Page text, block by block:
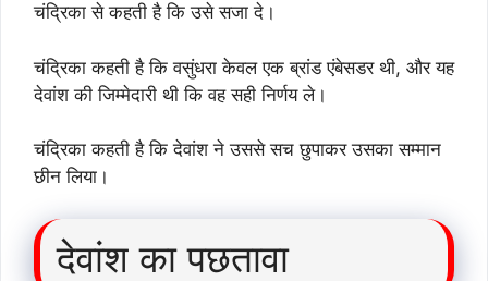
चंद्रिका से कहती है कि उसे सजा दे।
चंद्रिका कहती है कि वसुंधरा केवल एक ब्रांड एंबेसडर थी, और यह
देवांश की जिम्मेदारी थी कि वह सही निर्णय ले।
चंद्रिका कहती है कि देवांश ने उससे सच छुपाकर उसका सम्मान
छीन लिया।
देवांश का पछतावा